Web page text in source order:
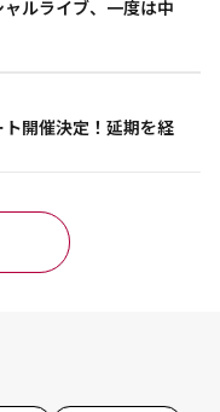
ルライブ、一度は中
開催決定！延期を経